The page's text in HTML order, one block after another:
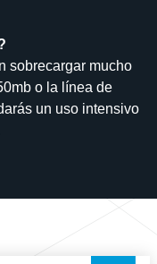
sobrecargar mucho
o la línea de
un uso intensivo